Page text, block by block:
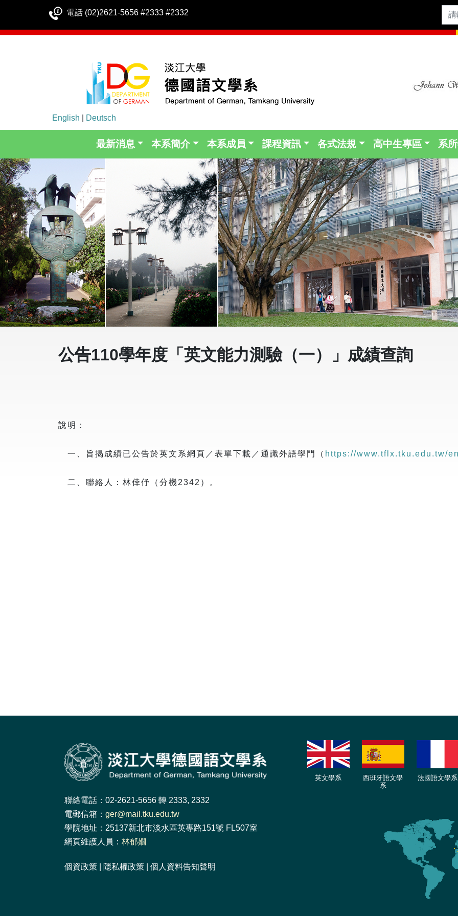
電話 (02)2621-5656 #2333 #2332
English Deutsch
最新消息 本系簡介 本系成員 課程資訊 各式法規 高中生專區 系
公告110學年度「英文能力測驗（一）」成績查詢
說明：
一、旨揭成績已公告於英文系網頁／表單下載／通識外語學門（ https://www.tflx.tku.edu.tw/
二、聯絡人：林倖伃（分機2342）。
聯絡電話：02-2621-5656 轉 2333, 2332
電郵信箱： ger@mail.tku.edu.tw
學院地址：25137新北市淡水區英專路151號 FL507室
網頁維護人員： 林郁嫺
個資政策 隱私權政策 個人資料告知聲明
英文學系
西班牙語文學
系
法國語文學系